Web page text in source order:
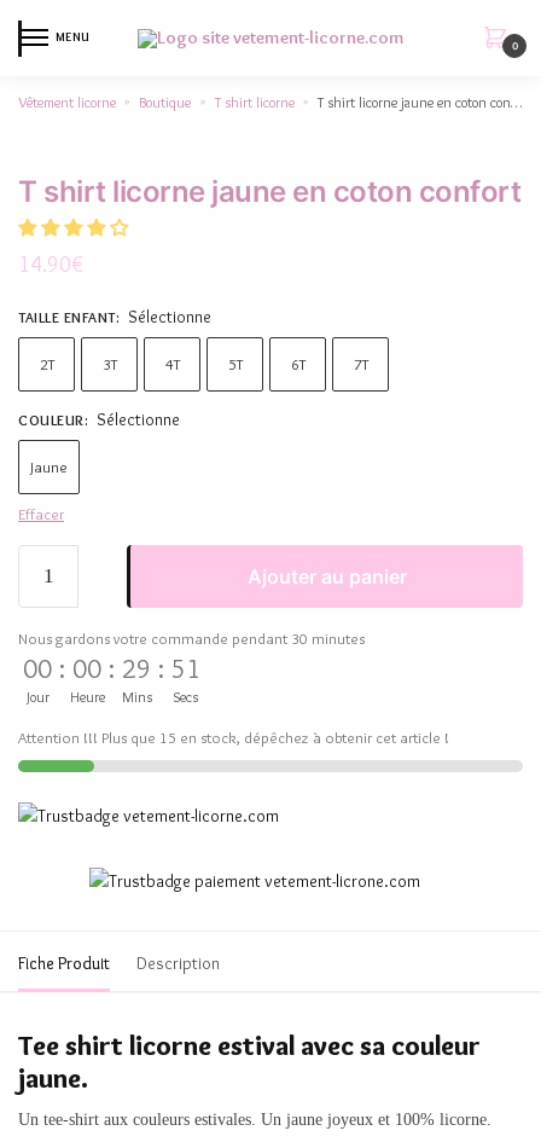
MENU
0
Vêtement licorne » Boutique » T shirt licorne » T shirt licorne jaune en coton confort
T shirt licorne jaune en coton confort
14.90€
TAILLE ENFANT: Sélectionne
2T 3T 4T 5T 6T 7T
COULEUR: Sélectionne
Jaune
Effacer
Ajouter au panier
Nous gardons votre commande pendant 30 minutes
00
Jour
: 00
Heure
: 29
Mins
: 51
Secs
Attention !!! Plus que 15 en stock, dépêchez à obtenir cet article !
Fiche Produit Description
Tee shirt licorne estival avec sa couleur
jaune.
Un tee-shirt aux couleurs estivales. Un jaune joyeux et 100% licorne.